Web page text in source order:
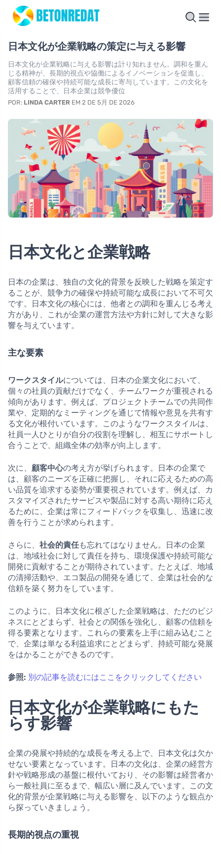
日本文化が企業戦略の策定に与える影響
日本文化が企業戦略に与える影響は計り知れません。調和を重ん
じる精神が、長期的視点や協働によるイノベーションを促進し、
顧客信頼の確保や持続可能な成長に寄与しています。この文化を
活用することで、日本企業は競争優位
POR: LINDA CARTER EM 2 DE 5月 DE 2026
日本文化と企業戦略
日本の企業は、独自の文化的背景を反映した戦略を策定す
ることが、競争力の確保や持続可能な成長において不可欠
です。日本文化の核心には、他者との調和を重んじる考え
方があり、これが企業の運営方法や方針に対して大きな影
響を与えています。
主な要素
ワークスタイルについては、日本の企業文化において、
個々の社員の貢献だけでなく、チームワークが重視される
傾向があります。例えば、プロジェクトチームでの共同作
業や、定期的なミーティングを通じて情報や意見を共有す
る文化が根付いています。このようなワークスタイルは、
社員一人ひとりが自分の役割を理解し、相互にサポートし
合うことで、組織全体の効率が向上します。
次に、 顧客中心の考え方が挙げられます。日本の企業で
は、顧客のニーズを正確に把握し、それに応えるための高
い品質を追求する姿勢が重要視されています。例えば、カ
スタマイズされたサービスや製品に対する高い期待に応え
るために、企業は常にフィードバックを収集し、迅速に改
善を行うことが求められます。
さらに、 社会的責任も忘れてはなりません。日本の企業
は、地域社会に対して責任を持ち、環境保護や持続可能な
開発に貢献することが期待されています。たとえば、地域
の清掃活動や、エコ製品の開発を通じて、企業は社会的な
信頼を築く努力をしています。
このように、日本文化に根ざした企業戦略は、ただのビジ
ネスにとどまらず、社会との関係を強化し、顧客の信頼を
得る要素となります。これらの要素を上手に組み込むこと
で、企業は単なる利益追求にとどまらず、持続可能な発展
をはかることができるのです。
参照: 別の記事を読むにはここをクリックしてください
日本文化が企業戦略にもた
らす影響
企業の発展や持続的な成長を考える上で、日本文化は欠か
せない要素となっています。日本の文化は、企業の経営方
針や戦略形成の基盤に根付いており、その影響は経営者か
ら一般社員に至るまで、幅広い層に及んでいます。この文
化的背景が企業戦略に与える影響を、以下のような観点か
ら探っていきましょう。
長期的視点の重視